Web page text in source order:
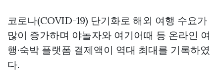
코로나(COVID-19) 단기화로 해외 여행 수요가
많이 증가하며 야놀자와 여기어때 등 온라인 여
행·숙박 플랫폼 결제액이 역대 최대를 기록하였
다.